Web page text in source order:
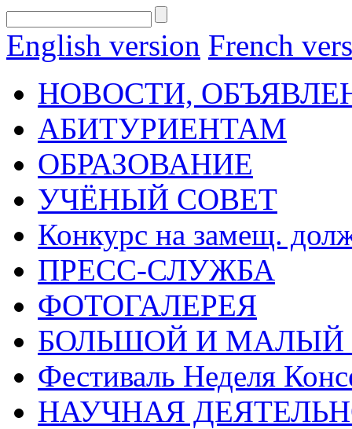
English version French
НОВОСТИ,
АБИТУРИЕНТАМ
ОБРАЗОВАНИЕ
УЧЁНЫЙ СОВЕТ
Конкурс на замещ.
ПРЕСС-СЛУЖБА
ФОТОГАЛЕРЕЯ
БОЛЬШОЙ И МАЛЫЙ
Фестиваль Неделя
НАУЧНАЯ